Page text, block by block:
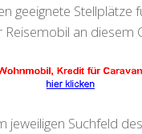
geeignete Stellplätze
an diesem
jeweiligen Suchfeld